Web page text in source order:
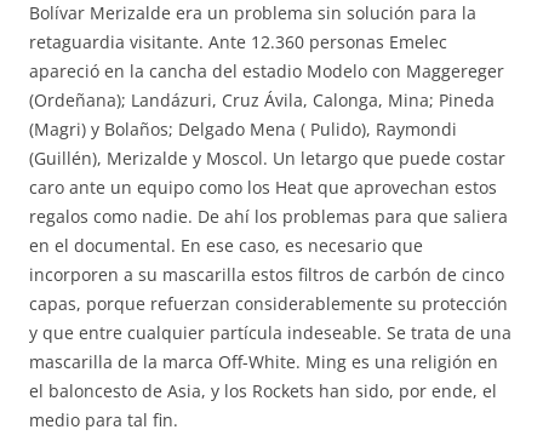
Bolívar Merizalde era un problema sin solución para la
retaguardia visitante. Ante 12.360 personas Emelec
apareció en la cancha del estadio Modelo con Maggereger
(Ordeñana); Landázuri, Cruz Ávila, Calonga, Mina; Pineda
(Magri) y Bolaños; Delgado Mena ( Pulido), Raymondi
(Guillén), Merizalde y Moscol. Un letargo que puede costar
caro ante un equipo como los Heat que aprovechan estos
regalos como nadie. De ahí los problemas para que saliera
en el documental. En ese caso, es necesario que
incorporen a su mascarilla estos filtros de carbón de cinco
capas, porque refuerzan considerablemente su protección
y que entre cualquier partícula indeseable. Se trata de una
mascarilla de la marca Off-White. Ming es una religión en
el baloncesto de Asia, y los Rockets han sido, por ende, el
medio para tal fin.